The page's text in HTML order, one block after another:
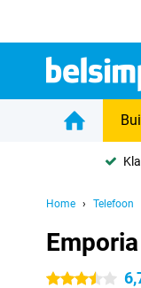
Home Telefoon
3.5 sterren